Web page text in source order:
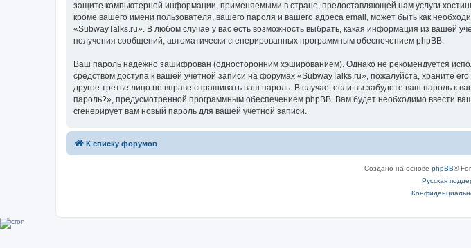
защите компьютерной информации, применяемыми в стране, предоставляющей нам услуги
кроме вашего имени пользователя, вашего пароля и вашего адреса email, может быть как
«SubwayTalks.ru». В любом случае у вас есть возможность выбрать, какая информация из вашей
получения сообщений, автоматически сгенерированных программным обеспечением phpBB.
Ваш пароль надёжно зашифрован (односторонним хэшированием). Однако не рекомендуется
средством доступа к вашей учётной записи на форумах «SubwayTalks.ru», пожалуйста, храните
другое третье лицо не вправе спрашивать ваш пароль. В случае, если вы забудете ваш пароль к
пароль?», предусмотренной программным обеспечением phpBB. Вам будет необходимо ввести
сгенерирует вам новый пароль для вашей учётной записи.
К списку форумов
Создано на основе phpBB®
Русская